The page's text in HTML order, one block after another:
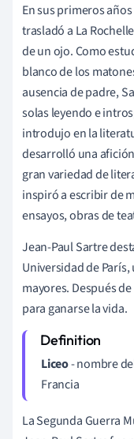
En sus primeros
trasladó a La
de un ojo. Como
blanco de los
ausencia de padre,
solas leyendo e
introdujo en la
desarrolló una
gran variedad de
inspiró a escribir de
ensayos, obras de
Jean-Paul Sartre
Universidad de
mayores. Después
para ganarse la vida.
Liceo- nombre
Francia
La Segunda Guerra